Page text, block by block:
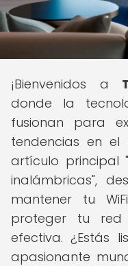
¡Bienvenidos a
donde la
fusionan para
tendencias en el
artículo principal
inalámbricas",
mantener tu
proteger tu red
efectiva. ¿Estás
apasionante